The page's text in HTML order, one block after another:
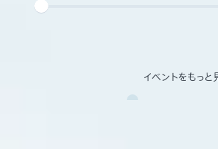
イベントをもっと